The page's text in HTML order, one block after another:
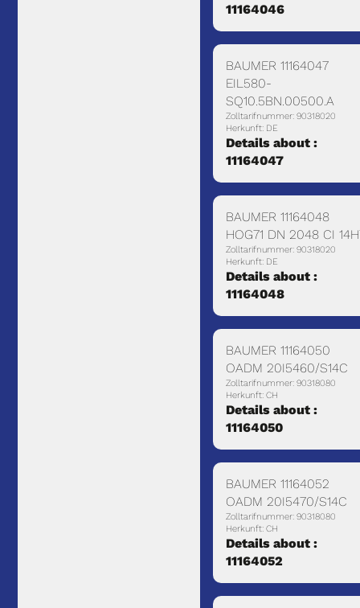
11164046
BAUMER 11164047
EIL580-
SQ10.5BN.00500.A
Zolltarifnummer: 90318020
Herkunft: DE
Details about :
11164047
BAUMER 11164048
HOG71 DN 2048 CI
Zolltarifnummer: 90318020
Herkunft: DE
Details about :
11164048
BAUMER 11164050
OADM 20I5460/S14C
Zolltarifnummer: 90318080
Herkunft: CH
Details about :
11164050
BAUMER 11164052
OADM 20I5470/S14C
Zolltarifnummer: 90318080
Herkunft: CH
Details about :
11164052